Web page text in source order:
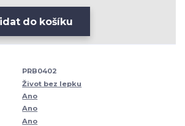
do košíku
PRB0402
Život bez lepku
Ano
Ano
Ano